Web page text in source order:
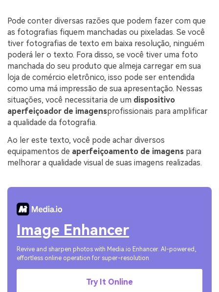
Pode conter diversas razões que podem fazer com que
as fotografias fiquem manchadas ou pixeladas. Se você
tiver fotografias de texto em baixa resolução, ninguém
poderá ler o texto. Fora disso, se você tiver uma foto
manchada do seu produto que almeja carregar em sua
loja de comércio eletrônico, isso pode ser entendida
como uma má impressão de sua apresentação. Nessas
situações, você necessitaria de um dispositivo
aperfeiçoador de imagensprofissionais para amplificar
a qualidade da fotografia.
Ao ler este texto, você pode achar diversos
equipamentos de aperfeiçoamento de imagens para
melhorar a qualidade visual de suas imagens realizadas.
Image Enhancer
Revive and sharpen photos with Media.io Enhancer. AI-powered,
effortless online operation for super-resolution.
Try It Online